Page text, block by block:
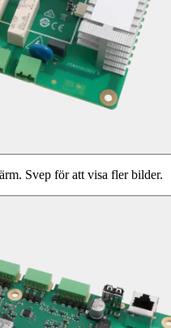
Svep för att visa fler bilder.